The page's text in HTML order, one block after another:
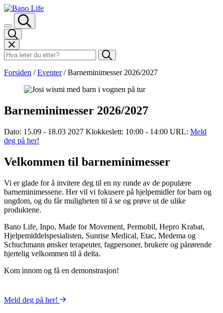
Hopp til innhold
Søk i Bano Life
Forsiden /Eventer/Barneminimesser 2026/2027
Barneminimesser 2026/2027
Dato: 15.09 - 18.03 2027 Klokkeslett: 10:00 - 14:00 URL: Meld
deg på her!
Velkommen til barneminimesser
Vi er glade for å invitere deg til en ny runde av de populære
barneminimessene. Her vil vi fokusere på hjelpemidler for barn og
ungdom, og du får muligheten til å se og prøve ut de ulike
produktene.
Bano Life, Inpo, Made for Movement, Permobil, Hepro Krabat,
Hjelpemiddelspesialisten, Sunrise Medical, Etac, Medema og
Schuchmann ønsker terapeuter, fagpersoner, brukere og pårørende
hjertelig velkommen til å delta.
Kom innom og få en demonstrasjon!
Meld deg på her!